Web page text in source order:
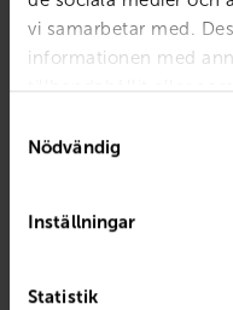
vi samarbetar med.
informationen med
tillhandahållit eller
Nödvändig
Inställningar
Statistik
1 500
kr